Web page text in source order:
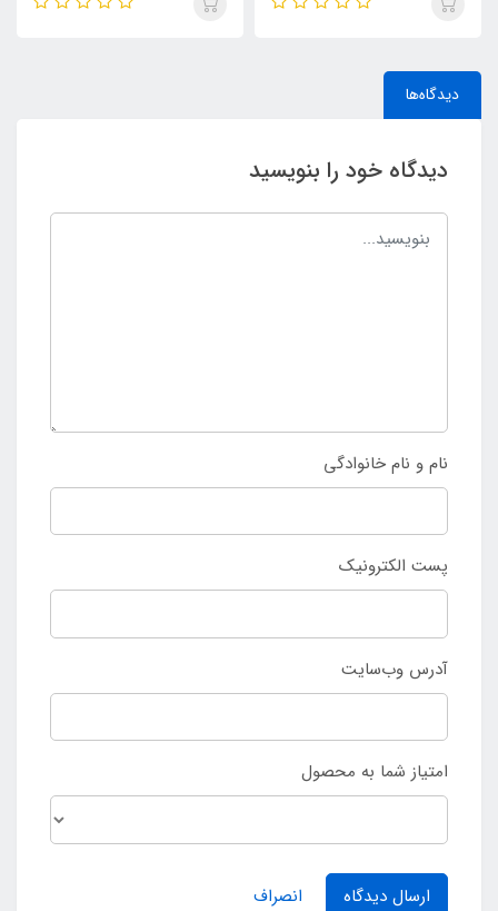
دیدگاه‌ها
دیدگاه خود را بنویسید
نام و نام خانوادگی
پست الکترونیک
آدرس وب‌سایت
امتیاز شما به محصول
ارسال دیدگاه انصراف